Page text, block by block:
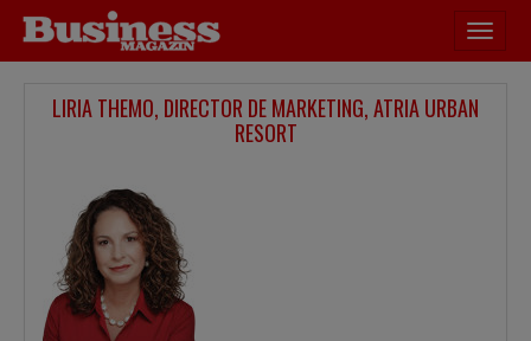
meniu
LIRIA THEMO, DIRECTOR DE MARKETING, ATRIA URBAN
RESORT